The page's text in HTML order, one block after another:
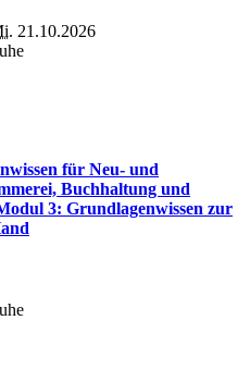
21.10.2026
für Neu- und
Buchhaltung und
3: Grundlagenwissen zur